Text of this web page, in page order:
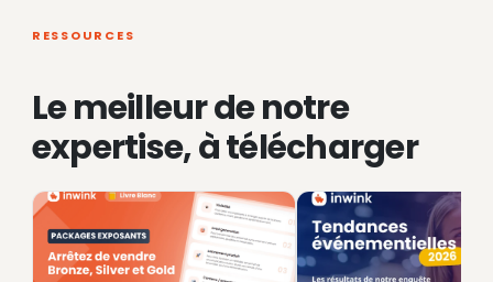
RESSOURCES
Le meilleur de notre
expertise, à télécharger